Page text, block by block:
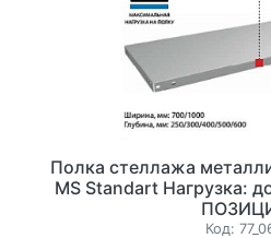
Полка стеллажа
MS Standart Нагрузка:
Код: